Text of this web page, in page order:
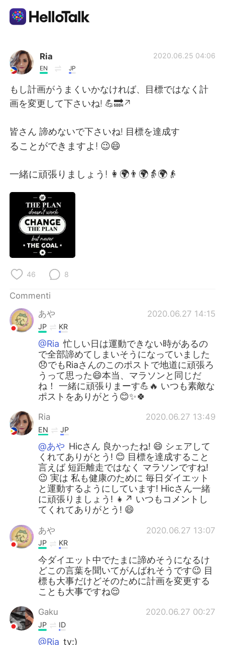
App di scambio linguistico
AI Grammar Checker
Italiano
English 简体中文
繁體中文 Español
العربية
Deutsch
한국어
ไทย
Português
Ria
EN JP
2020.06.25 04:06
もし計画がうまくいかなければ、目標ではなく計
画を変更して下さいね! 💪🔜↗
皆さん 諦めないで下さいね! 目標を達成す
ることができますよ! 😉😄
一緒に頑張りましょう! 👩🌍👨🌍👵🌍👴
46 8
Commenti
あや
2020.06.27 14:15
JP KR
@Ria 忙しい日は運動できない時があるの
で全部諦めてしまいそうになっていました
😞でもRiaさんのこのポストで地道に頑張ろ
うって思った😄本当、マラソンと同じだ
ね！ 一緒に頑張りまーす💪🔥 いつも素敵な
ポストをありがとう😊✨🍀
Ria 2020.06.27 13:49
EN JP
@あや Hicさん 良かったね! 😄 シェアして
くれてありがとう! 😊 目標を達成すること
言えば 短距離走ではなく マラソンですね!
😉 実は 私も健康のために 毎日ダイエット
と運動するようにしています! Hicさん一緒
に頑張りましょう! 👧↗ いつもコメントし
てくれてありがとう! 😄
あや 2020.06.27 13:07
JP KR
今ダイエット中でたまに諦めそうになるけ
どこの言葉を聞いてがんばれそうです😉 目
標も大事だけどそのために計画を変更する
ことも大事ですね😌
Gaku 2020.06.27 00:27
JP ID
@Ria ty:)